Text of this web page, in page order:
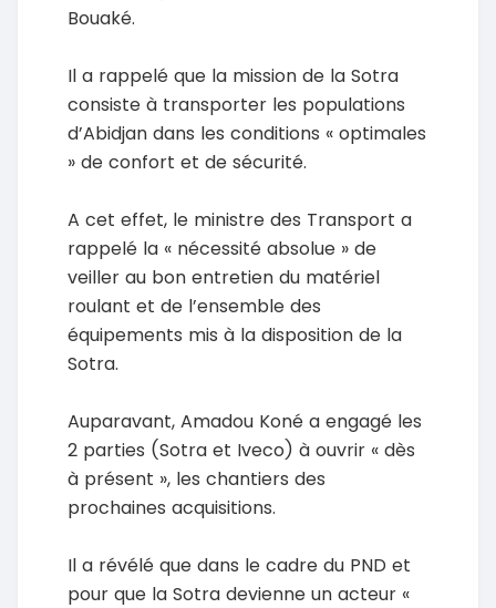
Bouaké.
Il a rappelé que la mission de la Sotra
consiste à transporter les populations
d’Abidjan dans les conditions « optimales
» de confort et de sécurité.
A cet effet, le ministre des Transport a
rappelé la « nécessité absolue » de
veiller au bon entretien du matériel
roulant et de l’ensemble des
équipements mis à la disposition de la
Sotra.
Auparavant, Amadou Koné a engagé les
2 parties (Sotra et Iveco) à ouvrir « dès
à présent », les chantiers des
prochaines acquisitions.
Il a révélé que dans le cadre du PND et
pour que la Sotra devienne un acteur «